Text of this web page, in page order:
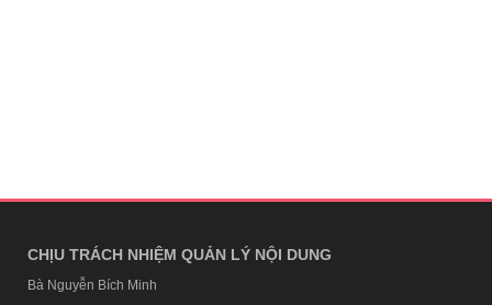
CHỊU TRÁCH NHIỆM QUẢN LÝ NỘI DUNG
Bà Nguyễn Bích Minh